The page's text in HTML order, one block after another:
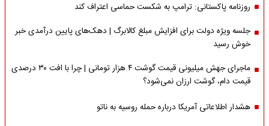
روزنامه پاکستانی: ترامپ به شکست حماسی اعتراف کند
جلسه ویژه دولت برای افزایش مبلغ کالابرگ | دهک‌های پایین درآمدی خبر
خوش رسید
ماجرای جهش میلیونی قیمت گوشت ۴ هزار تومانی | چرا با افت ۳۰ درصدی
قیمت دام، گوشت ارزان نمی‌شود؟
هشدار اطلاعاتی آمریکا درباره حمله روسیه به ناتو